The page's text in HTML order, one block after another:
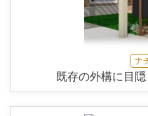
ナ
既存の外構に目